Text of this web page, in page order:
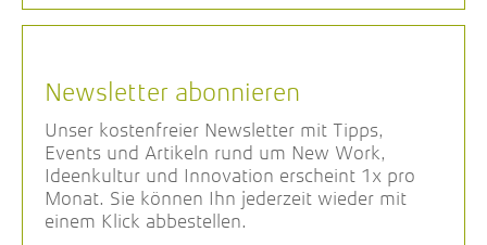
Newsletter abonnieren
Unser kostenfreier Newsletter mit Tipps,
Events und Artikeln rund um New Work,
Ideenkultur und Innovation erscheint 1x pro
Monat. Sie können Ihn jederzeit wieder mit
einem Klick abbestellen.